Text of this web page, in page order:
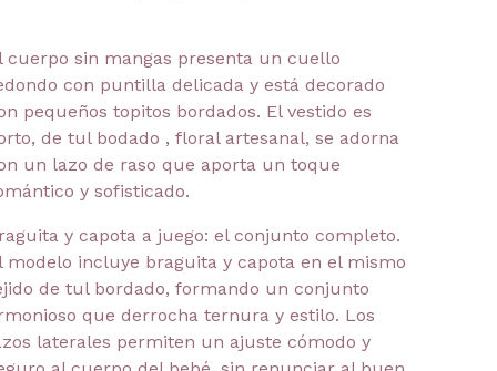
cuerpo sin mangas presenta un cuello
con puntilla delicada y está decorado
pequeños topitos bordados. El vestido es
de tul bodado , floral artesanal, se adorna
un lazo de raso que aporta un toque
y sofisticado.
y capota a juego: el conjunto completo.
modelo incluye braguita y capota en el mismo
de tul bordado, formando un conjunto
que derrocha ternura y estilo. Los
laterales permiten un ajuste cómodo y